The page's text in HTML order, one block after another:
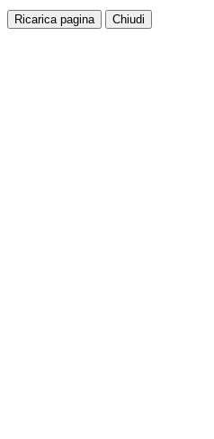
Ricarica pagina Chiudi